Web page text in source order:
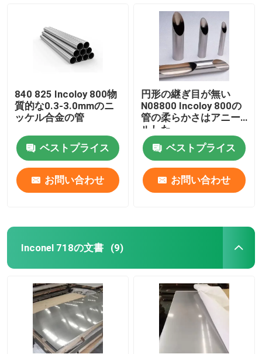
840 825 Incoloy 800物
質的な0.3-3.0mmのニ
ッケル合金の管
ベストプライス
お問い合わせ
円形の継ぎ目が無い
N08800 Incoloy 800の
管の柔らかさはアニー
ルした
ベストプライス
お問い合わせ
Inconel 718の文書 (9)